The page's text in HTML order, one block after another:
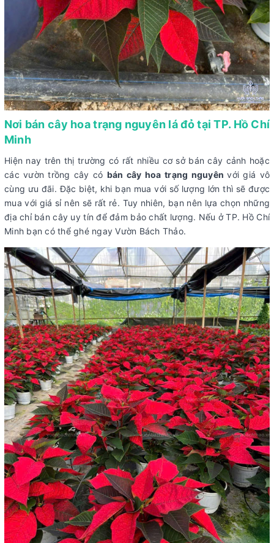
Nơi bán cây hoa trạng nguyên lá đỏ tại TP. Hồ Chí
Minh
Hiện nay trên thị trường có rất nhiều cơ sở bán cây cảnh hoặc
các vườn trồng cây có bán cây hoa trạng nguyên với giá vô
cùng ưu đãi. Đặc biệt, khi bạn mua với số lượng lớn thì sẽ được
mua với giá sỉ nên sẽ rất rẻ. Tuy nhiên, bạn nên lựa chọn những
địa chỉ bán cây uy tín để đảm bảo chất lượng. Nếu ở TP. Hồ Chí
Minh bạn có thể ghé ngay Vườn Bách Thảo.